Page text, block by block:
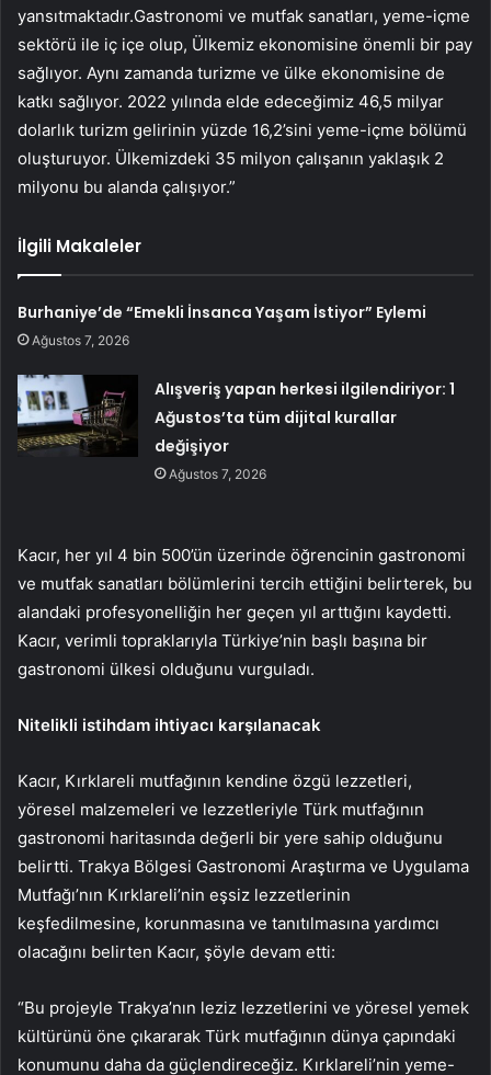
yansıtmaktadır.Gastronomi ve mutfak sanatları, yeme-içme
sektörü ile iç içe olup, Ülkemiz ekonomisine önemli bir pay
sağlıyor. Aynı zamanda turizme ve ülke ekonomisine de
katkı sağlıyor. 2022 yılında elde edeceğimiz 46,5 milyar
dolarlık turizm gelirinin yüzde 16,2’sini yeme-içme bölümü
oluşturuyor. Ülkemizdeki 35 milyon çalışanın yaklaşık 2
milyonu bu alanda çalışıyor.”
İlgili Makaleler
Burhaniye’de “Emekli İnsanca Yaşam İstiyor” Eylemi
Ağustos 7, 2026
Alışveriş yapan herkesi ilgilendiriyor: 1
Ağustos’ta tüm dijital kurallar
değişiyor
Ağustos 7, 2026
Kacır, her yıl 4 bin 500’ün üzerinde öğrencinin gastronomi
ve mutfak sanatları bölümlerini tercih ettiğini belirterek, bu
alandaki profesyonelliğin her geçen yıl arttığını kaydetti.
Kacır, verimli topraklarıyla Türkiye’nin başlı başına bir
gastronomi ülkesi olduğunu vurguladı.
Nitelikli istihdam ihtiyacı karşılanacak
Kacır, Kırklareli mutfağının kendine özgü lezzetleri,
yöresel malzemeleri ve lezzetleriyle Türk mutfağının
gastronomi haritasında değerli bir yere sahip olduğunu
belirtti. Trakya Bölgesi Gastronomi Araştırma ve Uygulama
Mutfağı’nın Kırklareli’nin eşsiz lezzetlerinin
keşfedilmesine, korunmasına ve tanıtılmasına yardımcı
olacağını belirten Kacır, şöyle devam etti:
“Bu projeyle Trakya’nın leziz lezzetlerini ve yöresel yemek
kültürünü öne çıkararak Türk mutfağının dünya çapındaki
konumunu daha da güçlendireceğiz. Kırklareli’nin yeme-